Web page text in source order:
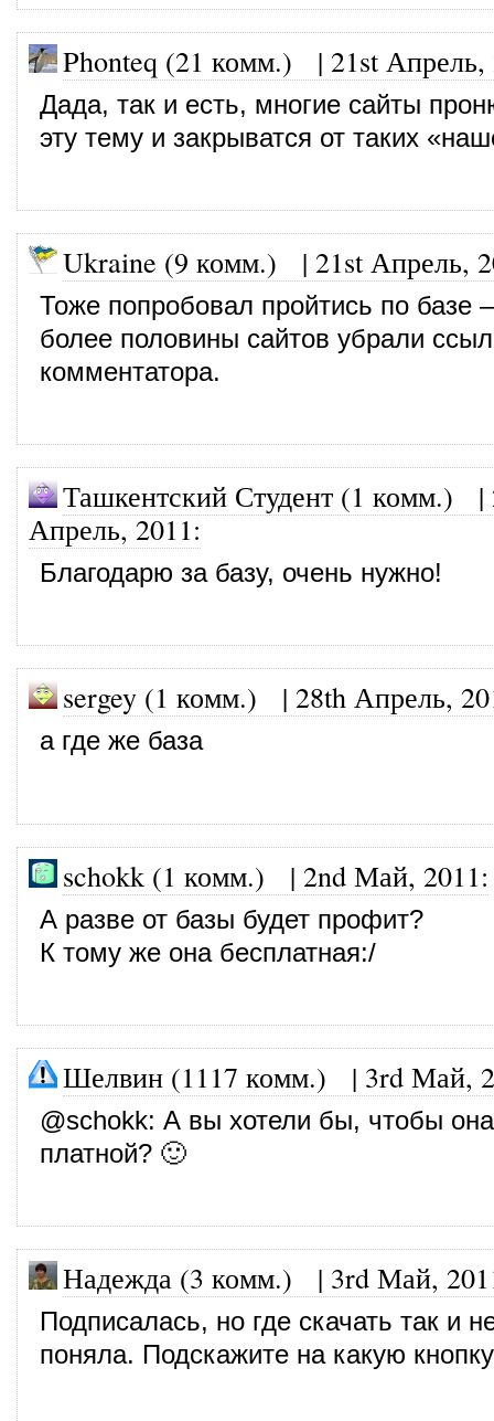
Phonteq (21 комм.) | 21st Апрель,
Дада, так и есть, многие сайты
эту тему и закрыватся от таких
Ukraine (9 комм.) | 21st Апрель,
Тоже попробовал пройтись по базе
более половины сайтов убрали
комментатора.
Ташкентский Студент (1 комм.) |
Апрель, 2011:
Благодарю за базу, очень нужно!
sergey (1 комм.) | 28th Апрель,
а где же база
schokk (1 комм.) | 2nd Май, 2011:
А разве от базы будет профит?
К тому же она бесплатная:/
Шелвин (1117 комм.) | 3rd Май,
@schokk: А вы хотели бы, чтобы
платной? 🙂
Надежда (3 комм.) | 3rd Май,
Подписалась, но где скачать так и
поняла. Подскажите на какую